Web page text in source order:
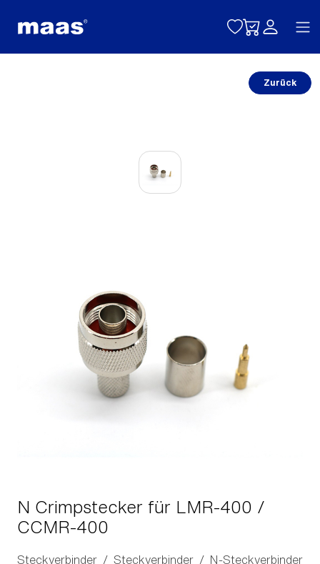
Toggle
Zurück
N Crimpstecker für LMR-400 /
CCMR-400
Steckverbinder Steckverbinder N-Steckverbinder